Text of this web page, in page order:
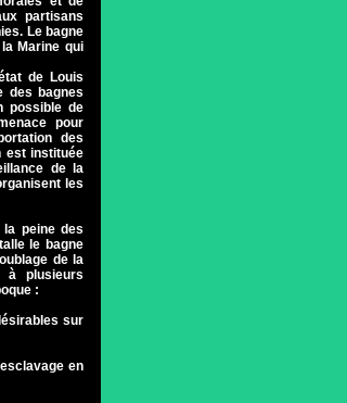
partisans
Le bagne
Marine qui
de Louis
des bagnes
possible de
pour
des
est instituée
de la
les
la peine des
le bagne
de la
à plusieurs
:
sur
en